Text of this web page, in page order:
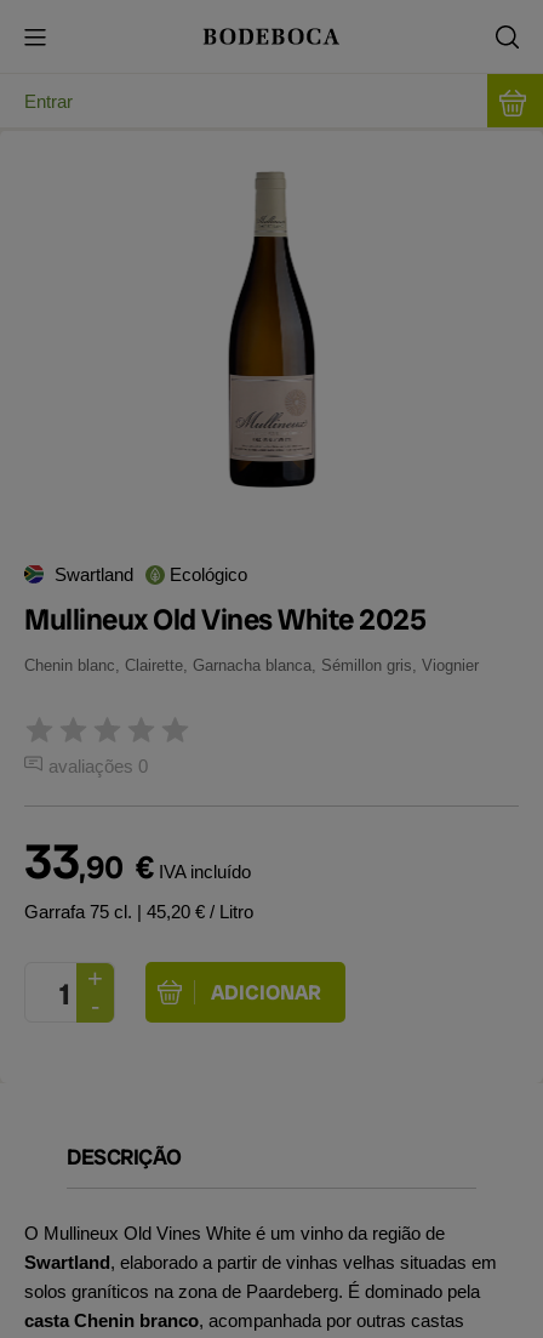
Entrar
Swartland Ecológico
Mullineux Old Vines White 2025
Chenin blanc, Clairette, Garnacha blanca, Sémillon gris, Viognier
avaliações 0
33,90 € IVA incluído
Garrafa 75 cl. | 45,20 € / Litro
DESCRIÇÃO
O Mullineux Old Vines White é um vinho da região de
Swartland, elaborado a partir de vinhas velhas situadas em
solos graníticos na zona de Paardeberg. É dominado pela
casta Chenin branco, acompanhada por outras castas